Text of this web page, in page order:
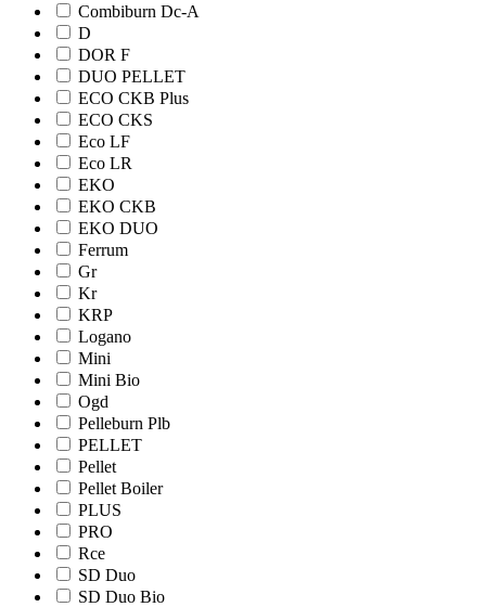
Combiburn Dc-A
D
DOR F
DUO PELLET
ECO CKB Plus
ECO CKS
Eco LF
Eco LR
EKO
EKO CKB
EKO DUO
Ferrum
Gr
Kr
KRP
Logano
Mini
Mini Bio
Ogd
Pelleburn Plb
PELLET
Pellet
Pellet Boiler
PLUS
PRO
Rce
SD Duo
SD Duo Bio